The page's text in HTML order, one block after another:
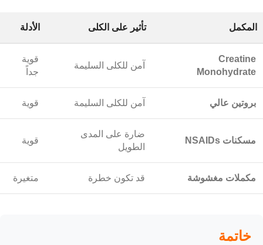
المكمل تأثير على الكلى الأدلة
Creatine
Monohydrate
آمن للكلى السليمة
قوية
جداً
بروتين عالي آمن للكلى السليمة قوية
مسكنات NSAIDs
ضارة على المدى
الطويل
قوية
مكملات مغشوشة قد تكون خطرة متغيرة
خاتمة